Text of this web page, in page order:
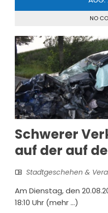
NO
Schwerer
auf der auf
Stadtgeschehen &
Am Dienstag, den
18:10 Uhr (mehr …)